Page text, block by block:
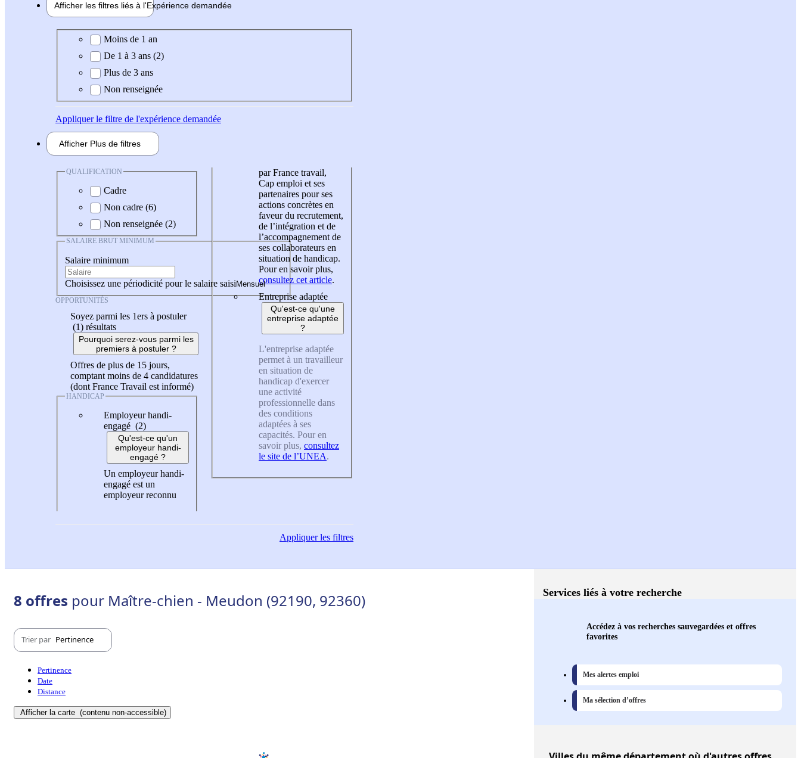
Afficher les filtres liés à l'Expérience demandée
Expérience demandée
Moins de 1 an
De 1 à 3 ans (2)
Plus de 3 ans
Non renseignée
Appliquerle filtre de l'expérience demandée
Afficher Plus de filtres
QUALIFICATION
Cadre
Non cadre (6)
Non renseignée (2)
SALAIRE BRUT MINIMUM
Salaire minimum
Choisissez une périodicité pour le salaire saisi
OPPORTUNITÉS
Soyez parmi les 1ers à postuler
(1) résultats
Pourquoi serez-vous parmi les
premiers à postuler ?
Offres de plus de 15 jours,
comptant moins de 4 candidatures
(dont France Travail est informé)
HANDICAP
Employeur handi-
engagé (2)
Qu'est-ce qu'un
employeur handi-
engagé ?
Un employeur handi-
engagé est un
employeur reconnu
par France travail,
Cap emploi et ses
partenaires pour ses
actions concrètes en
faveur du recrutement,
de l’intégration et de
l’accompagnement de
ses collaborateurs en
situation de handicap.
Pour en savoir plus,
consultez cet article.
Entreprise adaptée
Qu'est-ce qu'une
entreprise adaptée
?
L'entreprise adaptée
permet à un travailleur
en situation de
handicap d'exercer
une activité
professionnelle dans
des conditions
adaptées à ses
capacités. Pour en
savoir plus, consultez
le site de l’UNEA.
Appliquerles filtres
8 offres pour Maître-chien - Meudon (92190, 92360)
Trier par Pertinence
Pertinence
Date
Distance
Afficher la carte (contenu non-accessible)
Services liés à votre recherche
Accédez à vos recherches sauvegardées et offres
favorites
Mes alertes emploi
Ma sélection d’offres